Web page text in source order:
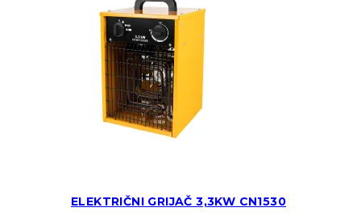
ELEKTRIČNI GRIJAČ 3,3KW CN1530